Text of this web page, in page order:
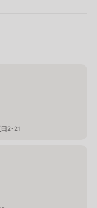
田2-21